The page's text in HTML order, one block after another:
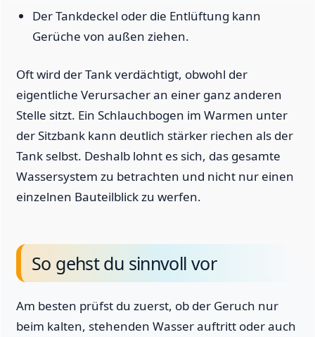
Der Tankdeckel oder die Entlüftung kann
Gerüche von außen ziehen.
Oft wird der Tank verdächtigt, obwohl der
eigentliche Verursacher an einer ganz anderen
Stelle sitzt. Ein Schlauchbogen im Warmen unter
der Sitzbank kann deutlich stärker riechen als der
Tank selbst. Deshalb lohnt es sich, das gesamte
Wassersystem zu betrachten und nicht nur einen
einzelnen Bauteilblick zu werfen.
So gehst du sinnvoll vor
Am besten prüfst du zuerst, ob der Geruch nur
beim kalten, stehenden Wasser auftritt oder auch